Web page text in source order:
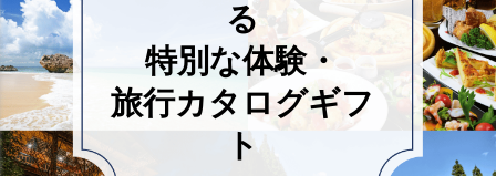
る
特別な体験・
旅行カタログギフ
ト